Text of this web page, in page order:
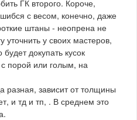
ГК второго. Короче,
с весом, конечно, даже
штаны - неопрена не
уточнить у своих мастеров,
докупать кусок
порой или голым, на
разная, зависит от толщины
и тд и тп, . В среднем это